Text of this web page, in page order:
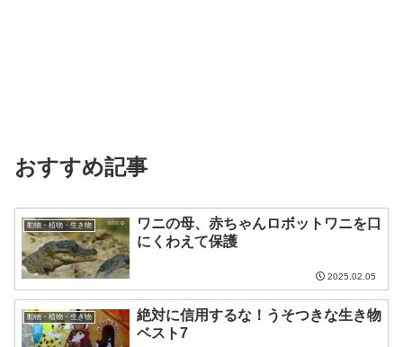
おすすめ記事
動物・植物・生き物
ワニの母、赤ちゃんロボットワニを口
にくわえて保護
2025.02.05
動物・植物・生き物
絶対に信用するな！うそつきな生き物
ベスト7